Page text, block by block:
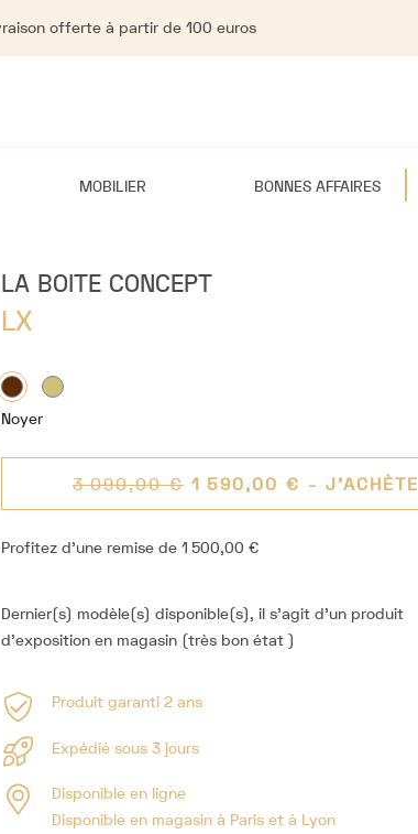
offerte à partir de 100 euros
MOBILIER BONNES AFFAIRES
LA BOITE CONCEPT
LX
Noyer
3 090,00 € 1 590,00 € - J'ACHÈTE
Profitez d'une remise de 1 500,00 €
Dernier(s) modèle(s) disponible(s), il s'agit d'un produit
d'exposition en magasin (très bon état )
Produit garanti 2 ans
Expédié sous 3 jours
Disponible en ligne
Disponible en magasin à Paris et à Lyon